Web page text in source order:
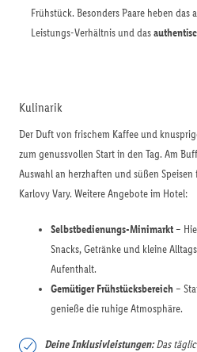
Frühstück. Besonders Paare heben das
Leistungs-Verhältnis und das
Kulinarik
Der Duft von frischem Kaffee und
zum genussvollen Start in den Tag. Am
Auswahl an herzhaften und süßen
Karlovy Vary. Weitere Angebote im Hotel:
Selbstbedienungs-Minimarkt –
Snacks, Getränke und kleine
Aufenthalt.
Gemütiger Frühstücksbereich –
genieße die ruhige Atmosphäre.
Deine Inklusivleistungen:Das